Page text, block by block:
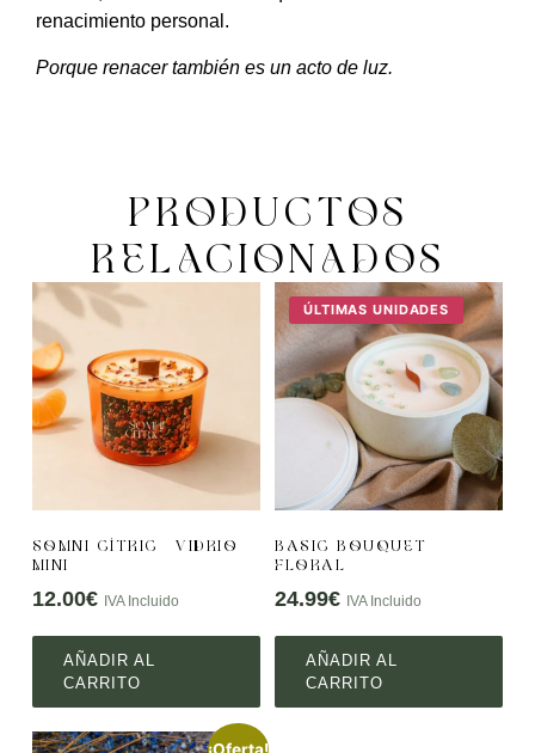
renacimiento personal.
Porque renacer también es un acto de luz.
PRODUCTOS
RELACIONADOS
SOMNI CÍTRIC – VIDRIO
MINI
12.00€ IVA Incluido
AÑADIR AL
CARRITO
ÚLTIMAS UNIDADES
BASIC BOUQUET
FLORAL
24.99€ IVA Incluido
AÑADIR AL
CARRITO